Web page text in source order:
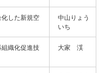
した新規空
中山りょう
いち
織化促進技
大家 渓